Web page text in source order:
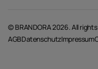
© BRANDORA 2026. All
AGBDatenschutzImpressum